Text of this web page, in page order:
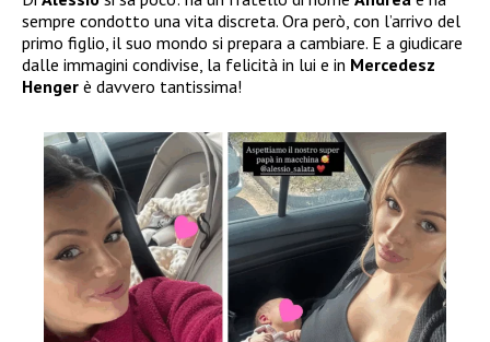
sempre condotto una vita discreta. Ora però, con l’arrivo del
primo figlio, il suo mondo si prepara a cambiare. E a giudicare
dalle immagini condivise, la felicità in lui e in Mercedesz
Henger è davvero tantissima!